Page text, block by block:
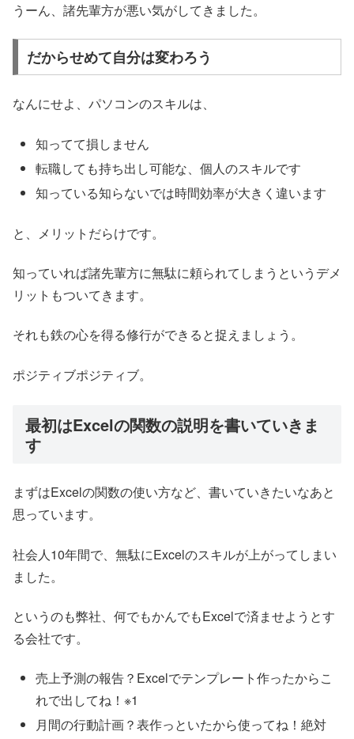
うーん、諸先輩方が悪い気がしてきました。
だからせめて自分は変わろう
なんにせよ、パソコンのスキルは、
知ってて損しません
転職しても持ち出し可能な、個人のスキルです
知っている知らないでは時間効率が大きく違います
と、メリットだらけです。
知っていれば諸先輩方に無駄に頼られてしまうというデメ
リットもついてきます。
それも鉄の心を得る修行ができると捉えましょう。
ポジティブポジティブ。
最初はExcelの関数の説明を書いていきま
す
まずはExcelの関数の使い方など、書いていきたいなあと
思っています。
社会人10年間で、無駄にExcelのスキルが上がってしまい
ました。
というのも弊社、何でもかんでもExcelで済ませようとす
る会社です。
売上予測の報告？Excelでテンプレート作ったからこ
れで出してね！※1
月間の行動計画？表作っといたから使ってね！絶対